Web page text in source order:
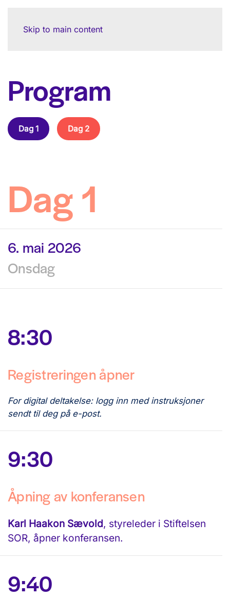
Skip to main content
Program
Dag 1 Dag 2
Dag 1
6. mai 2026
Onsdag
8:30
Registreringen åpner
For digital deltakelse: logg inn med instruksjoner
sendt til deg på e-post.
9:30
Åpning av konferansen
Karl Haakon Sævold, styreleder i Stiftelsen
SOR, åpner konferansen.
9:40